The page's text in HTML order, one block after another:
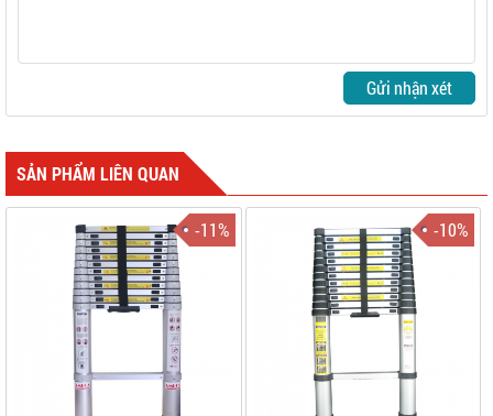
Gửi nhận xét
SẢN PHẨM LIÊN QUAN
-11% -10%